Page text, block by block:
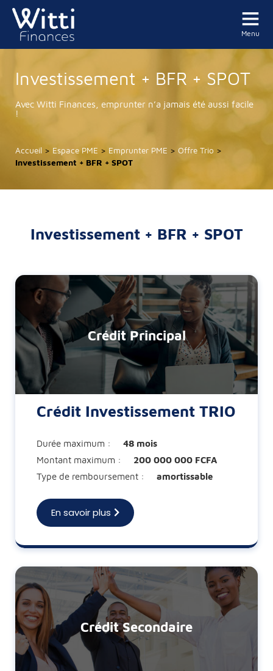
Menu
Investissement + BFR + SPOT
Avec Witti Finances, emprunter n’a jamais été aussi facile
!
Accueil > Espace PME > Emprunter PME > Offre Trio >
Investissement + BFR + SPOT
Investissement + BFR + SPOT
Crédit Principal
Crédit Investissement TRIO
Durée maximum :
48 mois
Montant maximum :
200 000 000 FCFA
Type de remboursement :
amortissable
En savoir plus
Crédit Secondaire